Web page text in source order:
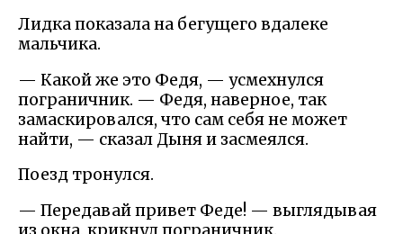
Лидка показала на бегущего вдалеке
мальчика.
— Какой же это Федя, — усмехнулся
пограничник. — Федя, наверное, так
замаскировался, что сам себя не может
найти, — сказал Дыня и засмеялся.
Поезд тронулся.
— Передавай привет Феде! — выглядывая